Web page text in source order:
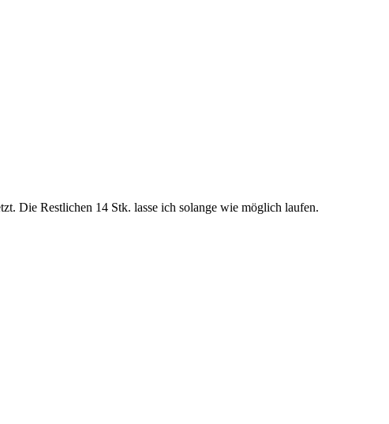
Die Restlichen 14 Stk. lasse ich solange wie möglich laufen.